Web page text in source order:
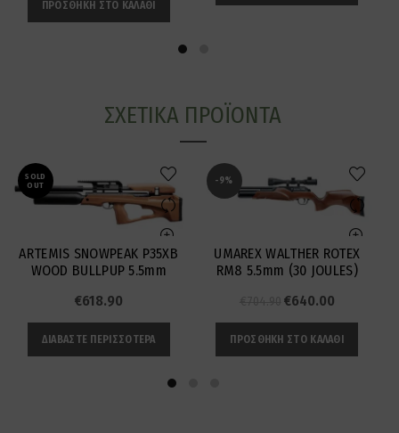
ΠΡΟΣΘΉΚΗ ΣΤΟ ΚΑΛΆΘΙ
ΣΧΕΤΙΚΆ ΠΡΟΪΌΝΤΑ
SOLD
OUT
ARTEMIS SNOWPEAK P35XB
WOOD BULLPUP 5.5mm
€618.90
ΔΙΑΒΆΣΤΕ ΠΕΡΙΣΣΌΤΕΡΑ
-9%
UMAREX WALTHER ROTEX
RM8 5.5mm (30 JOULES)
Original
price
was:
€640.00Η
τρέχουσα
τιμή
ΠΡΟΣΘΉΚΗ ΣΤΟ ΚΑΛΆΘΙ